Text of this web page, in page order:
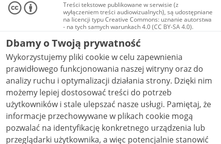
Treści tekstowe publikowane w serwisie (z
wyłączeniem treści audiowizualnych), są udostępniane
na licencji typu Creative Commons: uznanie autorstwa
- na tych samych warunkach 4.0 (CC BY-SA 4.0).
Materiały audiowizualne, w tym zdjęcia, materiały
audio i wideo, są udostępniane na licencji typu
Creative Commons: uznanie autorstwa użycie
niekomercyjne - bez utworów zależnych 4.0 (CC BY-
NC-ND 4.0), o ile nie jest to stwierdzone inaczej.
Dbamy o Twoją prywatność
Wykorzystujemy pliki cookie w celu zapewnienia
prawidłowego funkcjonowania naszej witryny oraz do
analizy ruchu i optymalizacji działania strony. Dzięki nim
możemy lepiej dostosować treści do potrzeb
użytkowników i stale ulepszać nasze usługi. Pamiętaj, że
informacje przechowywane w plikach cookie mogą
pozwalać na identyfikację konkretnego urządzenia lub
przeglądarki użytkownika, a więc potencjalnie stanowić